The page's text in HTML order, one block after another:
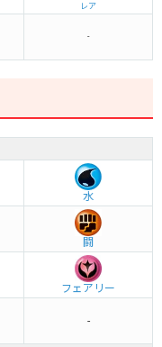
レア
-
水
闘
フェアリー
-